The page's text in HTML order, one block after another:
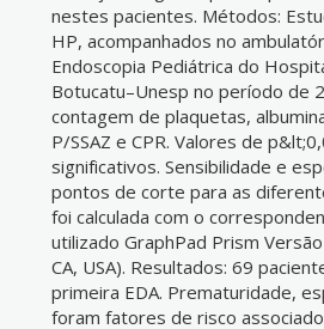
nestes pacientes. Métodos:
HP, acompanhados no
Endoscopia Pediátrica do
Botucatu–Unesp no período de
contagem de plaquetas,
P/SSAZ e CPR. Valores de
significativos. Sensibilidade e
pontos de corte para as
foi calculada com o
utilizado GraphPad Prism
CA, USA). Resultados: 69
primeira EDA. Prematuridade,
foram fatores de risco